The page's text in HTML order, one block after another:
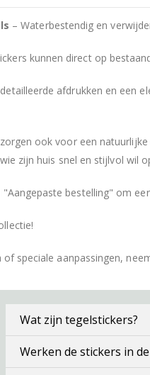
– Waterbestendig en
kunnen direct op
afdrukken en een
ook voor een
zijn huis snel en stijlvol wil
bestelling" om
speciale aanpassingen,
Wat zijn tegelstickers?
Werken de stickers in